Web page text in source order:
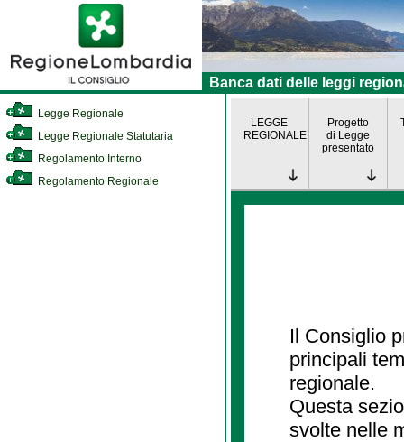
Banca dati delle leggi
Legge Regionale
Legge Regionale Statutaria
Regolamento Interno
Regolamento Regionale
LEGGE
REGIONALE
Progetto
di Legge
presentato
Il Consiglio
principali
regionale.
Questa
svolte nelle